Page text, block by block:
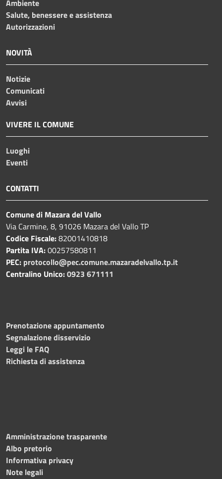
Ambiente
Salute, benessere e assistenza
Autorizzazioni
NOVITÀ
Notizie
Comunicati
Avvisi
VIVERE IL COMUNE
Luoghi
Eventi
CONTATTI
Comune di Mazara del Vallo
Via Carmine, 8, 91026 Mazara del Vallo TP
Codice Fiscale:82001410818
Partita IVA:00257580811
PEC: protocollo@pec.comune.mazaradelvallo.tp.it
Centralino Unico:0923 671111
Prenotazione appuntamento
Segnalazione disservizio
Leggi le FAQ
Richiesta di assistenza
Amministrazione trasparente
Albo pretorio
Informativa privacy
Note legali